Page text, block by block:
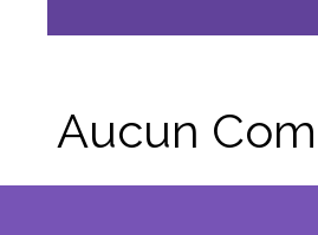
Aucun